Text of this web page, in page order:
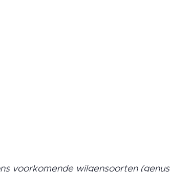
voorkomende wilgensoorten (genus